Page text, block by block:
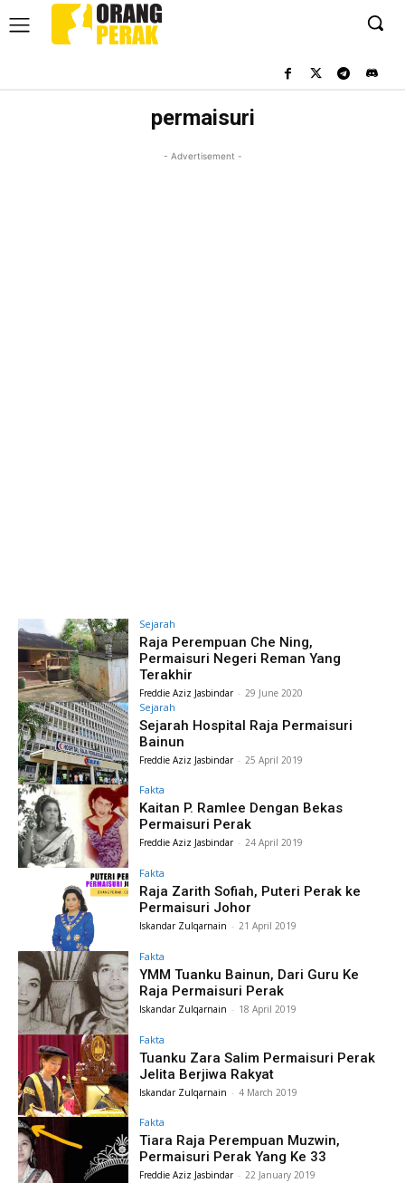
permaisuri
- Advertisement -
Sejarah
Raja Perempuan Che Ning,
Permaisuri Negeri Reman Yang
Terakhir
Freddie Aziz Jasbindar - 29 June 2020
Sejarah
Sejarah Hospital Raja Permaisuri
Bainun
Freddie Aziz Jasbindar - 25 April 2019
Fakta
Kaitan P. Ramlee Dengan Bekas
Permaisuri Perak
Freddie Aziz Jasbindar - 24 April 2019
Fakta
Raja Zarith Sofiah, Puteri Perak ke
Permaisuri Johor
Iskandar Zulqarnain - 21 April 2019
Fakta
YMM Tuanku Bainun, Dari Guru Ke
Raja Permaisuri Perak
Iskandar Zulqarnain - 18 April 2019
Fakta
Tuanku Zara Salim Permaisuri Perak
Jelita Berjiwa Rakyat
Iskandar Zulqarnain - 4 March 2019
Fakta
Tiara Raja Perempuan Muzwin,
Permaisuri Perak Yang Ke 33
Freddie Aziz Jasbindar - 22 January 2019